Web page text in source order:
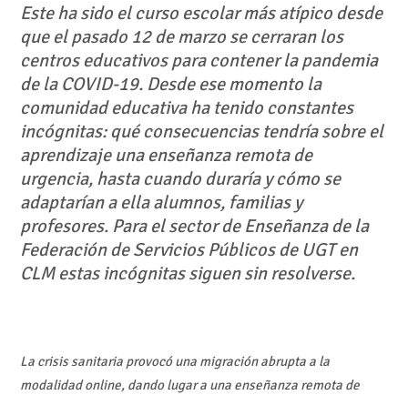
Este ha sido el curso escolar más atípico desde
que el pasado 12 de marzo se cerraran los
centros educativos para contener la pandemia
de la COVID-19. Desde ese momento la
comunidad educativa ha tenido constantes
incógnitas: qué consecuencias tendría sobre el
aprendizaje una enseñanza remota de
urgencia, hasta cuando duraría y cómo se
adaptarían a ella alumnos, familias y
profesores. Para el sector de Enseñanza de la
Federación de Servicios Públicos de UGT en
CLM estas incógnitas siguen sin resolverse.
La crisis sanitaria provocó una migración abrupta a la
modalidad online, dando lugar a una enseñanza remota de